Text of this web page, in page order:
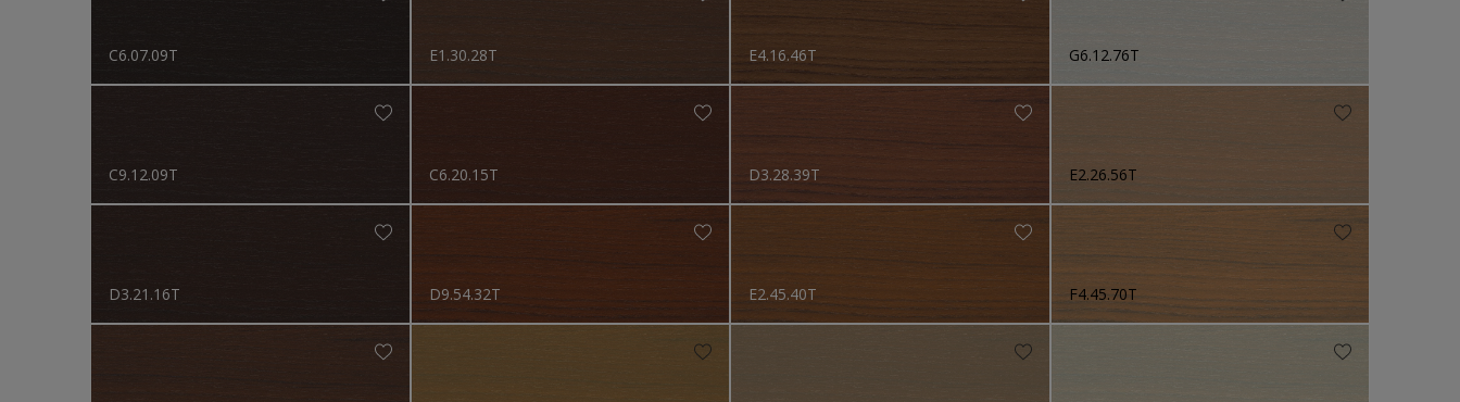
Cetol BL Natural Mat
Cetol BL Silvershine
Cetol Colour Card
NCS Index
C6.07.09T E1.30.28T E4.16.46T G6.12.76T
C9.12.09T C6.20.15T D3.28.39T E2.26.56T
D3.21.16T D9.54.32T E2.45.40T F4.45.70T